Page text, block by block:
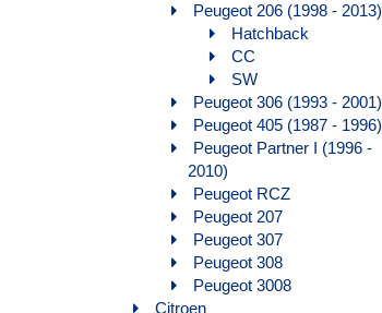
Peugeot 206 (1998 - 2013)
Hatchback
CC
SW
Peugeot 306 (1993 - 2001)
Peugeot 405 (1987 - 1996)
Peugeot Partner I (1996 -
2010)
Peugeot RCZ
Peugeot 207
Peugeot 307
Peugeot 308
Peugeot 3008
Citroen